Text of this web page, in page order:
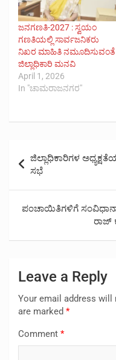
ಜನಗಣತಿ-2027 : ಸ್ವಯಂ
ಗಣತಿಯಲ್ಲಿ ಸಾರ್ವಜನಿಕರು
ನಿಖರ ಮಾಹಿತಿ ನಮೂದಿಸುವಂತೆ
ಜಿಲ್ಲಾಧಿಕಾರಿ ಮನವಿ
April 1, 2026
In "ಚಾಮರಾಜನಗರ"
navigation
ಜಿಲ್ಲಾಧಿಕಾರಿಗಳ
ಸಭೆ
ಪಂಚಾಯಿತಿಗಳಿಗೆ
ರಾಜ್
Leave a Reply
Your email address will
are marked *
Comment *